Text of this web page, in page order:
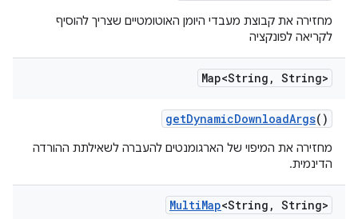
מחזירה את קבוצת מעבדי היומן האוטומטיים שצריך להוסיף
לקריאה לפונקציה
Map<String , String>
getDynamicDownloadArgs()
מחזירה את המיפוי של הארגומנטים להעברה לשאילתת ההורדה
הדינמית.
MultiMap<String , String>